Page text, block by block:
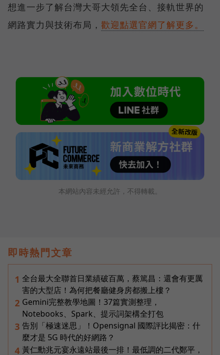
想進一步了解台灣大哥大領先全台、接軌世界的
網路實力與技術布局， 歡迎點選官網了解更多。
本網站內容未經允許，不得轉載。
即時熱門文章
1 全台最大全聯首日業績破百萬，蔡篤昌：還會有更厲
害的大型店！為何把餐廳健身房都搬上樓？
2 Gemini完整教學地圖！37篇實測整理，
Notebooks、Spark、提示詞架構全打包
3 告別「極速迷思」！Opensignal 國際評比揭密：什
麼才是 5G 時代的好網路？
4 黃仁勳兆元宴永遠站最後一排！最低調的二代鄭平，